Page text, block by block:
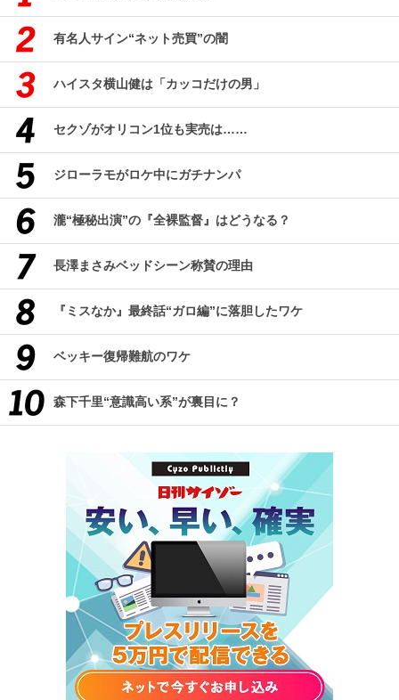
有名人サイン“ネット売買”の闇
ハイスタ横山健は「カッコだけの男」
セクゾがオリコン1位も実売は……
ジローラモがロケ中にガチナンパ
瀧“極秘出演”の『全裸監督』はどうなる？
長澤まさみベッドシーン称賛の理由
『ミスなか』最終話“ガロ編”に落胆したワケ
ベッキー復帰難航のワケ
森下千里“意識高い系”が裏目に？